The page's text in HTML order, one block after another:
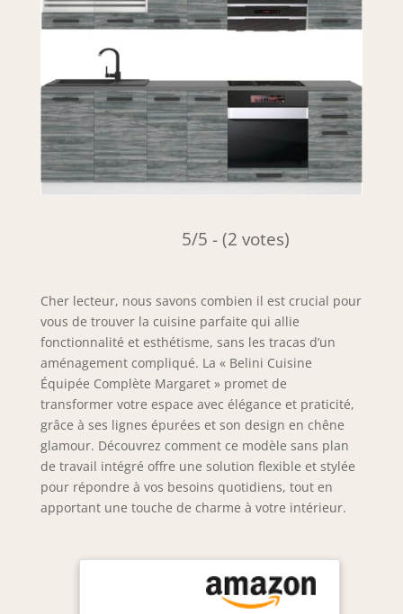
5/5 - (2 votes)
Cher lecteur, nous savons combien il est crucial pour
vous de trouver la cuisine parfaite qui allie
fonctionnalité et esthétisme, sans les tracas d’un
aménagement compliqué. La « Belini Cuisine
Équipée Complète Margaret » promet de
transformer votre espace avec élégance et praticité,
grâce à ses lignes épurées et son design en chêne
glamour. Découvrez comment ce modèle sans plan
de travail intégré offre une solution flexible et stylée
pour répondre à vos besoins quotidiens, tout en
apportant une touche de charme à votre intérieur.